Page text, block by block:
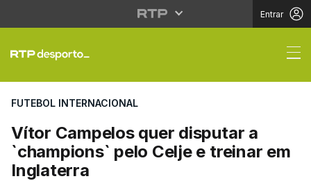
Entrar
Vítor Campelos quer
FUTEBOL INTERNACIONAL
Vítor Campelos quer disputar a
`champions` pelo Celje e treinar em
Inglaterra